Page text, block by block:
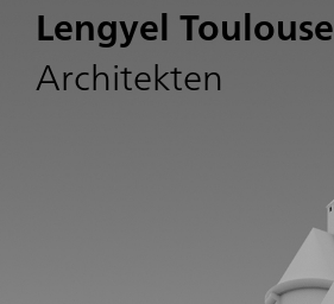
Lengyel Toulouse
Architekten